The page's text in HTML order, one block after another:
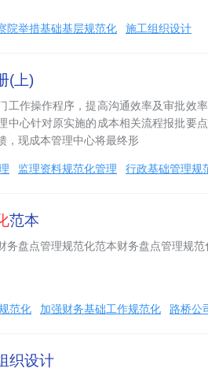
院举措基础基层规范化 施工组织设计
(上)
工作操作程序，提高沟通效率及审批效
中心针对原实施的成本相关流程报批要
，现成本管理中心将最终形
监理资料规范化管理 行政基础管理规
范本
务盘点管理规范化范本财务盘点管理规
范化 加强财务基础工作规范化 路桥公
织设计